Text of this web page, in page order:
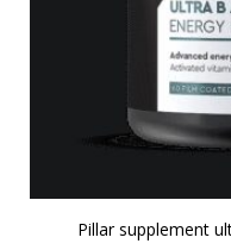
Pillar supplement